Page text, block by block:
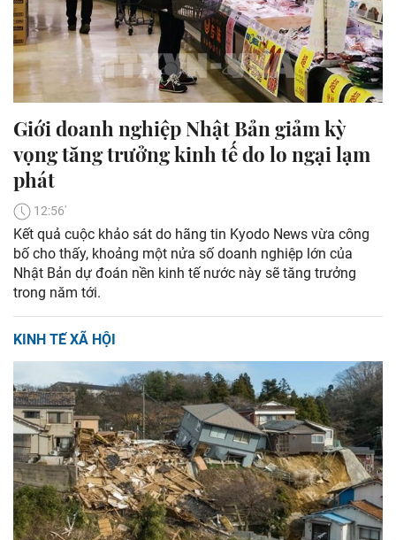
Giới doanh nghiệp Nhật Bản giảm kỳ
vọng tăng trưởng kinh tế do lo ngại lạm
phát
12:56'
Kết quả cuộc khảo sát do hãng tin Kyodo News vừa công
bố cho thấy, khoảng một nửa số doanh nghiệp lớn của
Nhật Bản dự đoán nền kinh tế nước này sẽ tăng trưởng
trong năm tới.
KINH TẾ XÃ HỘI